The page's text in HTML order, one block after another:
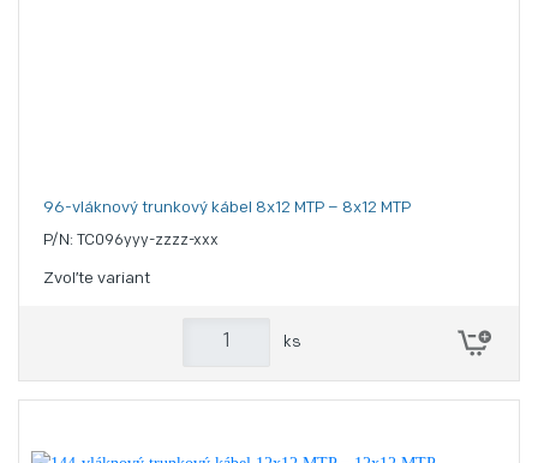
96-vláknový trunkový kábel 8x12 MTP – 8x12 MTP
P/N: TC096yyy-zzzz-xxx
Zvoľte variant
ks